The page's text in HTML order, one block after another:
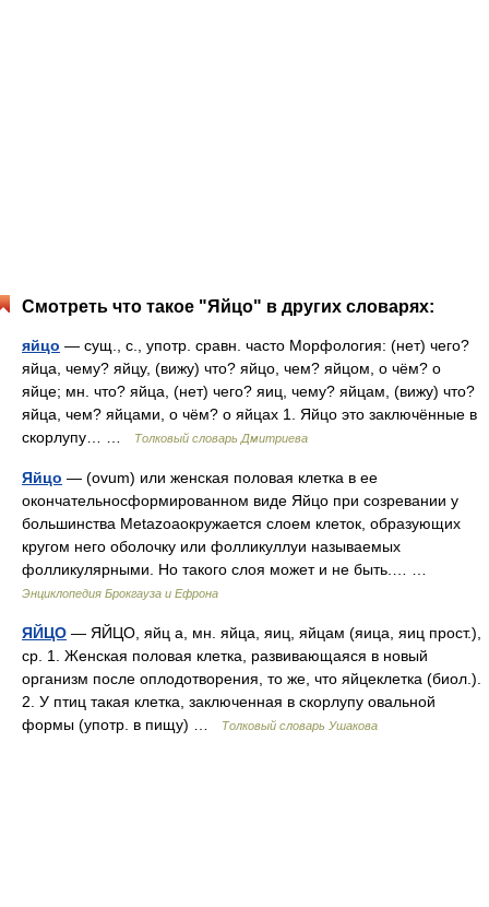
Смотреть что такое "Яйцо" в других словарях:
яйцо — сущ., с., употр. сравн. часто Морфология: (нет) чего?
яйца, чему? яйцу, (вижу) что? яйцо, чем? яйцом, о чём? о
яйце; мн. что? яйца, (нет) чего? яиц, чему? яйцам, (вижу) что?
яйца, чем? яйцами, о чём? о яйцах 1. Яйцо это заключённые в
скорлупу… …
Толковый словарь Дмитриева
Яйцо — (ovum) или женская половая клетка в ее
окончательносформированном виде Яйцо при созревании у
большинства Меtazoaокружается слоем клеток, образующих
кругом него оболочку или фолликуллуи называемых
фолликулярными. Но такого слоя может и не быть.… …
Энциклопедия Брокгауза и Ефрона
ЯЙЦО — ЯЙЦО, яйц а, мн. яйца, яиц, яйцам (яица, яиц прост.),
ср. 1. Женская половая клетка, развивающаяся в новый
организм после оплодотворения, то же, что яйцеклетка (биол.).
2. У птиц такая клетка, заключенная в скорлупу овальной
формы (употр. в пищу) …
Толковый словарь Ушакова